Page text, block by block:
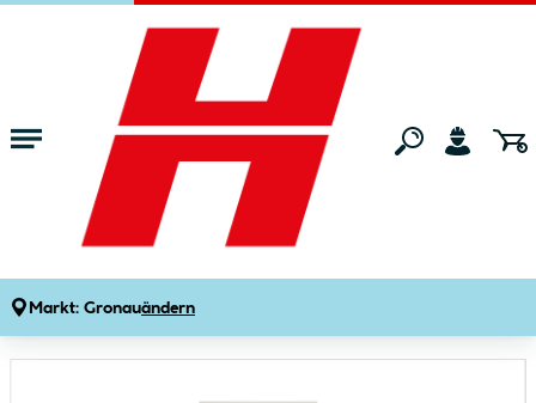
Zum Hauptinhalt springen
Markt: Gronauändern
Wohnen Wohnaccessoires
Komar Wandbild Bear Hug 50x70 cm
Artikelnummer: 125065